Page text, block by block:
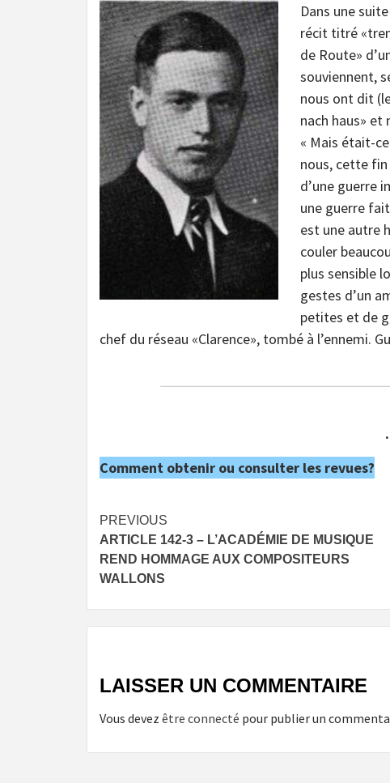
Dans une
récit titré
de Route»
souviennent,
nous ont dit
nach haus»
« Mais était-
nous, cette
d’une guerre
une guerre
est une autre
couler
plus sensible
gestes d’un
petites et de
chef du réseau «Clarence», tombé à l’ennemi.
Comment obtenir ou consulter les revues?
Post
navigation
PREVIOUS
ARTICLE 142-3 – L’ACADÉMIE DE MUSIQUE
REND HOMMAGE AUX COMPOSITEURS
WALLONS
LAISSER UN COMMENTAIRE
Vous devez être connecté pour publier un